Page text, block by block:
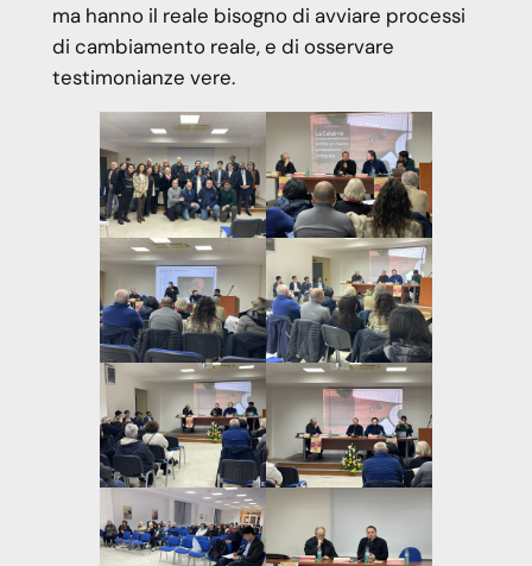
ma hanno il reale bisogno di avviare processi
di cambiamento reale, e di osservare
testimonianze vere.